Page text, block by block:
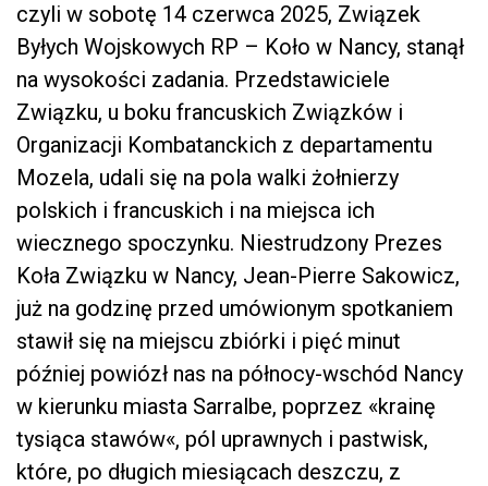
czyli w sobotę 14 czerwca 2025, Związek
Byłych Wojskowych RP – Koło w Nancy, stanął
na wysokości zadania. Przedstawiciele
Związku, u boku francuskich Związków i
Organizacji Kombatanckich z departamentu
Mozela, udali się na pola walki żołnierzy
polskich i francuskich i na miejsca ich
wiecznego spoczynku. Niestrudzony Prezes
Koła Związku w Nancy, Jean-Pierre Sakowicz,
już na godzinę przed umówionym spotkaniem
stawił się na miejscu zbiórki i pięć minut
później powiózł nas na północy-wschód Nancy
w kierunku miasta Sarralbe, poprzez «krainę
tysiąca stawów«, pól uprawnych i pastwisk,
które, po długich miesiącach deszczu, z